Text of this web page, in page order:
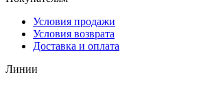
Условия продажи
Условия возврата
Доставка и оплата
Линии